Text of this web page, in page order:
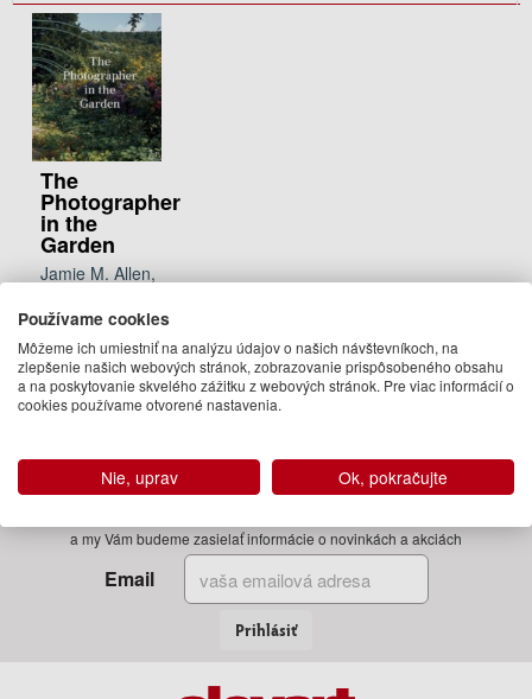
The
Photographer
in the
Garden
Jamie M. Allen,
McNear
49.95 €
05.04.2018
(predobjednávka)
a my Vám budeme zasielať informácie o novinkách a akciách
Email
Prihlásiť
Používame cookies
Môžeme ich umiestniť na analýzu údajov o našich návštevníkoch, na
zlepšenie našich webových stránok, zobrazovanie prispôsobeného obsahu
a na poskytovanie skvelého zážitku z webových stránok. Pre viac informácií o
cookies používame otvorené nastavenia.
Nie, uprav Ok, pokračujte